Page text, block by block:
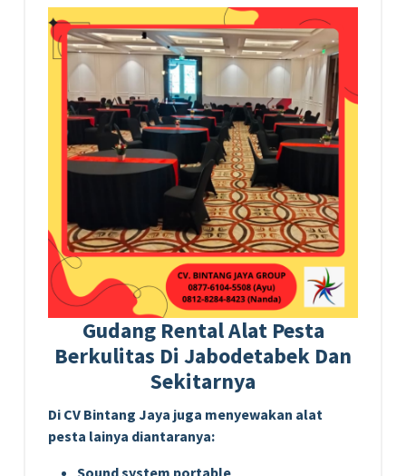
Gudang Rental Alat Pesta
Berkulitas Di Jabodetabek Dan
Sekitarnya
Di CV Bintang Jaya juga menyewakan alat
pesta lainya diantaranya:
Sound system portable